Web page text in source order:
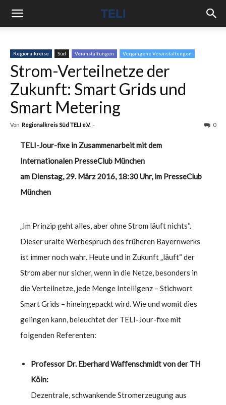
Regionalkreise Süd Veranstaltungen Vergangene Veranstaltungen
Strom-Verteilnetze der
Zukunft: Smart Grids und
Smart Metering
Von Regionalkreis Süd TELI e.V. - 0
TELI-Jour-fixe in Zusammenarbeit mit dem
Internationalen PresseClub München
am Dienstag, 29. März 2016, 18:30 Uhr, im PresseClub
München
„Im Prinzip geht alles, aber ohne Strom läuft nichts“.
Dieser uralte Werbespruch des früheren Bayernwerks
ist immer noch wahr. Heute und in Zukunft „läuft“ der
Strom aber nur sicher, wenn in die Netze, besonders in
die Verteilnetze, jede Menge Intelligenz – Stichwort
Smart Grids – hineingepackt wird. Wie und womit dies
gelingen kann, beleuchtet der TELI-Jour-fixe mit
folgenden Referenten:
Professor Dr. Eberhard Waffenschmidt von der TH
Köln:
Dezentrale, schwankende Stromerzeugung aus